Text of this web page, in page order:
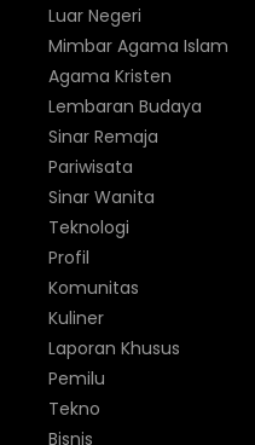
Luar Negeri
Mimbar Agama Islam
Agama Kristen
Lembaran Budaya
Sinar Remaja
Pariwisata
Sinar Wanita
Teknologi
Profil
Komunitas
Kuliner
Laporan Khusus
Pemilu
Tekno
Bisnis